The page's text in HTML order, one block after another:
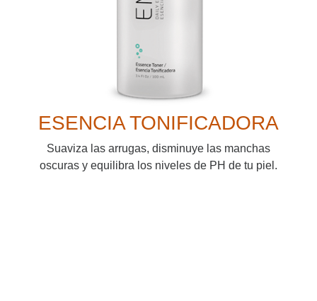
ESENCIA TONIFICADORA
Suaviza las arrugas, disminuye las manchas
oscuras y equilibra los niveles de PH de tu piel.